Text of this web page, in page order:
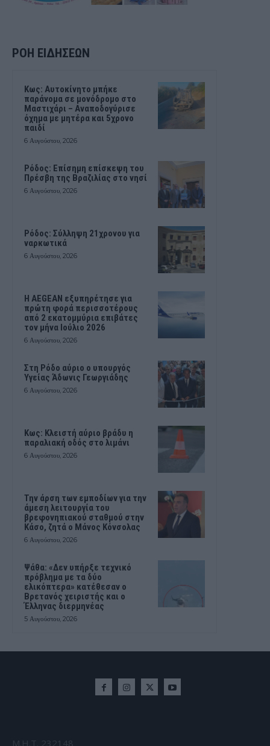
ΡΟΗ ΕΙΔΗΣΕΩΝ
Kως: Αυτοκίνητο μπήκε
παράνομα σε μονόδρομο στο
Μαστιχάρι – Αναποδογύρισε
όχημα με μητέρα και 5χρονο
παιδί
6 Αυγούστου, 2026
Ρόδος: Επίσημη επίσκεψη του
Πρέσβη της Βραζιλίας στο νησί
6 Αυγούστου, 2026
Ρόδος: Σύλληψη 21χρονου για
ναρκωτικά
6 Αυγούστου, 2026
Η AEGEAN εξυπηρέτησε για
πρώτη φορά περισσοτέρους
από 2 εκατομμύρια επιβάτες
τον μήνα Ιούλιο 2026
6 Αυγούστου, 2026
Στη Ρόδο αύριο ο υπουργός
Υγείας Άδωνις Γεωργιάδης
6 Αυγούστου, 2026
Κως: Κλειστή αύριο βράδυ η
παραλιακή οδός στο λιμάνι
6 Αυγούστου, 2026
Την άρση των εμποδίων για την
άμεση λειτουργία του
βρεφονηπιακού σταθμού στην
Κάσο, ζητά ο Μάνος Κόνσολας
6 Αυγούστου, 2026
Ψάθα: «Δεν υπήρξε τεχνικό
πρόβλημα με τα δύο
ελικόπτερα» κατέθεσαν ο
Βρετανός χειριστής και ο
Έλληνας διερμηνέας
5 Αυγούστου, 2026
Μ.Η.Τ. 232148